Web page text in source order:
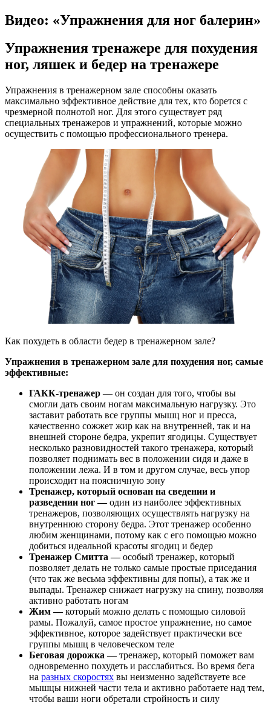
Видео: «Упражнения для ног балерин»
Упражнения тренажере для похудения
ног, ляшек и бедер на тренажере
Упражнения в тренажерном зале способны оказать
максимально эффективное действие для тех, кто борется с
чрезмерной полнотой ног. Для этого существует ряд
специальных тренажеров и упражнений, которые можно
осуществить с помощью профессионального тренера.
Как похудеть в области бедер в тренажерном зале?
Упражнения в тренажерном зале для похудения ног, самые
эффективные:
ГАКК-тренажер — он создан для того, чтобы вы
смогли дать своим ногам максимальную нагрузку. Это
заставит работать все группы мышц ног и пресса,
качественно сожжет жир как на внутренней, так и на
внешней стороне бедра, укрепит ягодицы. Существует
несколько разновидностей такого тренажера, который
позволяет поднимать вес в положении сидя и даже в
положении лежа. И в том и другом случае, весь упор
происходит на поясничную зону
Тренажер, который основан на сведении и
разведении ног —один из наиболее эффективных
тренажеров, позволяющих осуществлять нагрузку на
внутреннюю сторону бедра. Этот тренажер особенно
любим женщинами, потому как с его помощью можно
добиться идеальной красоты ягодиц и бедер
Тренажер Смитта —особый тренажер, который
позволяет делать не только самые простые приседания
(что так же весьма эффективны для попы), а так же и
выпады. Тренажер снижает нагрузку на спину, позволяя
активно работать ногам
Жим —который можно делать с помощью силовой
рамы. Пожалуй, самое простое упражнение, но самое
эффективное, которое задействует практически все
группы мышц в человеческом теле
Беговая дорожка —тренажер, который поможет вам
одновременно похудеть и расслабиться. Во время бега
на разных скоростях вы неизменно задействуете все
мышцы нижней части тела и активно работаете над тем,
чтобы ваши ноги обретали стройность и силу